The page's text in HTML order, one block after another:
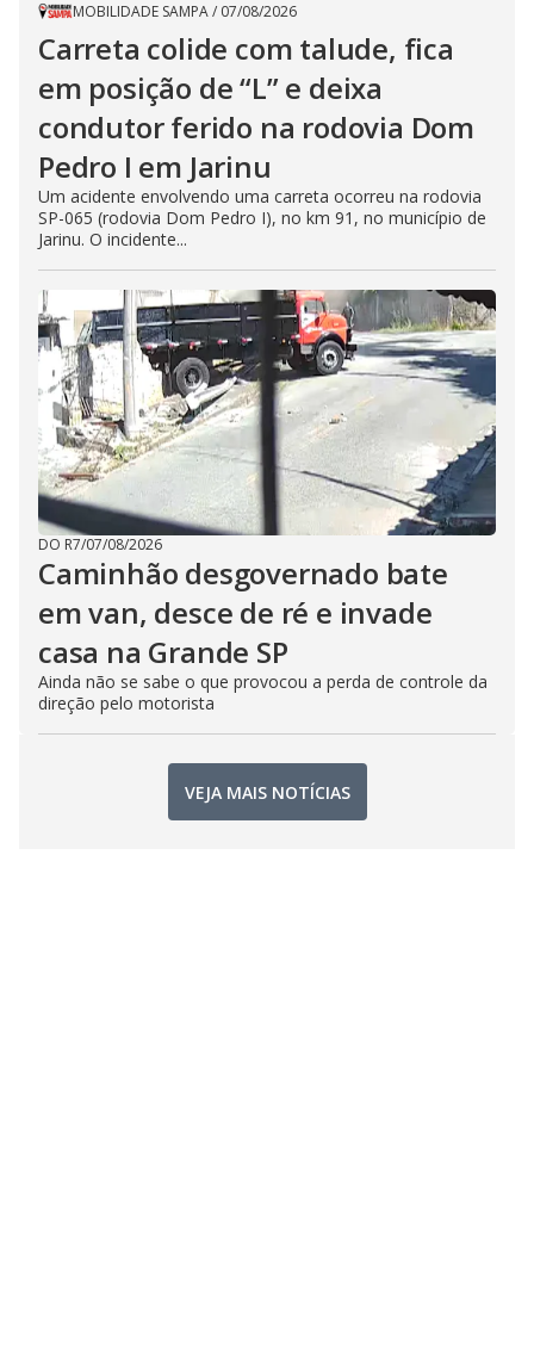
MOBILIDADE SAMPA/ 07/08/2026
Carreta colide com talude, fica
em posição de “L” e deixa
condutor ferido na rodovia Dom
Pedro I em Jarinu
Um acidente envolvendo uma carreta ocorreu na rodovia
SP-065 (rodovia Dom Pedro I), no km 91, no município de
Jarinu. O incidente...
DO R7/07/08/2026
Caminhão desgovernado bate
em van, desce de ré e invade
casa na Grande SP
Ainda não se sabe o que provocou a perda de controle da
direção pelo motorista
VEJA MAIS NOTÍCIAS